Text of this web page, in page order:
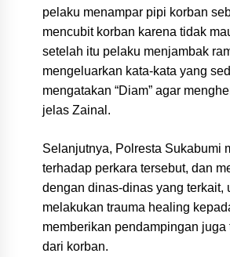
pelaku menampar pipi korban
mencubit korban karena tidak
setelah itu pelaku menjambak
mengeluarkan kata-kata yang
mengatakan “Diam” agar
jelas Zainal.
Selanjutnya, Polresta Sukabumi
terhadap perkara tersebut, dan
dengan dinas-dinas yang terkait,
melakukan trauma healing
memberikan pendampingan
dari korban.